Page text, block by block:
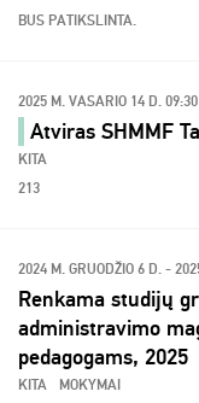
BUS PATIKSLINTA.
2025 M. VASARIO 14 D.
Atviras SHMMF
KITA
213
2024 M. GRUODŽIO 6 D. -
Renkama studijų
administravimo
pedagogams, 2025
KITA
MOKYMAI